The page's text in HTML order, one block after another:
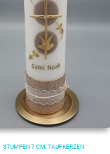
STUMPEN 7 CM TAUFKERZEN